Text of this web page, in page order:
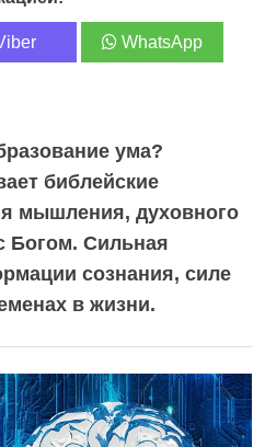
WhatsApp
ума?
библейские
мышления, духовного
Богом. Сильная
сознания, силе
в жизни.